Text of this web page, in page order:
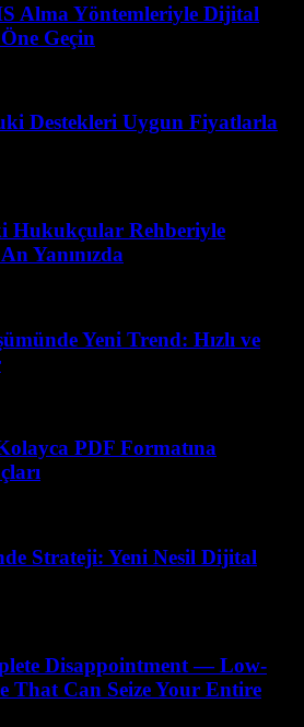
Alma Yöntemleriyle Dijital
Geçin
Destekleri Uygun Fiyatlarla
Hukukçular Rehberiyle
Yanınızda
Yeni Trend: Hızlı ve
PDF Formatına
Strateji: Yeni Nesil Dijital
Disappointment — Low-
That Can Seize Your Entire